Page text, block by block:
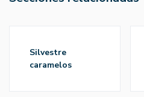
silvestre
caramelos